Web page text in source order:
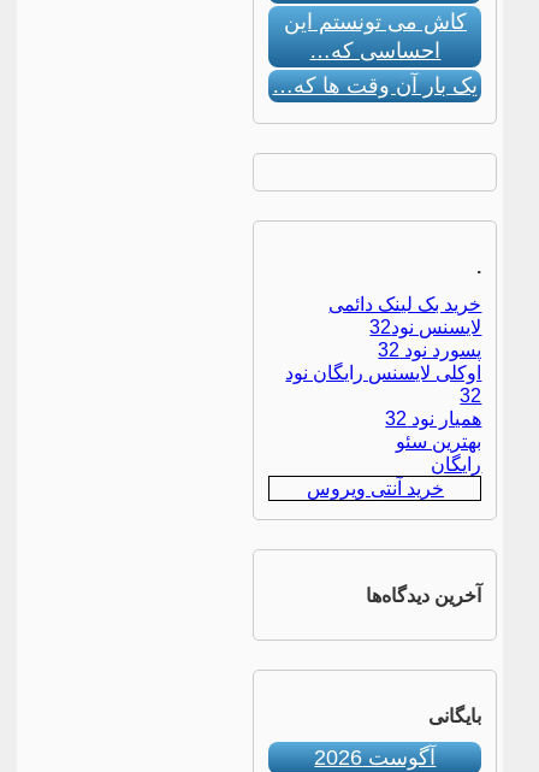
کاش می تونستم این
احساسی که…
یک بار آن وقت ها که…
.
خرید بک لینک دائمی
لایسنس نود32
پسورد نود 32
اوکلی لایسنس رایگان نود
32
همیار نود 32
بهترین سئو
رایگان
خرید آنتی ویروس
آخرین دیدگاه‌ها
بایگانی
آگوست 2026